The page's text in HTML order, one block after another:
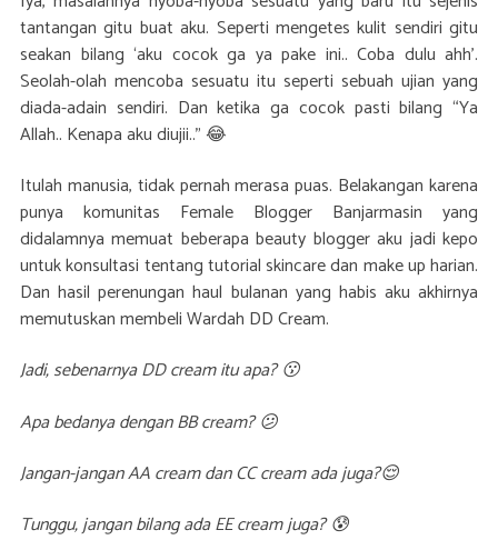
tantangan gitu buat aku. Seperti mengetes kulit sendiri gitu
seakan bilang ‘aku cocok ga ya pake ini.. Coba dulu ahh’.
Seolah-olah mencoba sesuatu itu seperti sebuah ujian yang
diada-adain sendiri. Dan ketika ga cocok pasti bilang “Ya
Allah.. Kenapa aku diujii..” 😂
Itulah manusia, tidak pernah merasa puas. Belakangan karena
punya komunitas Female Blogger Banjarmasin yang
didalamnya memuat beberapa beauty blogger aku jadi kepo
untuk konsultasi tentang tutorial skincare dan make up harian.
Dan hasil perenungan haul bulanan yang habis aku akhirnya
memutuskan membeli Wardah DD Cream.
Jadi, sebenarnya DD cream itu apa? 😗
Apa bedanya dengan BB cream? 😕
Jangan-jangan AA cream dan CC cream ada juga?😌
Tunggu, jangan bilang ada EE cream juga? 😰